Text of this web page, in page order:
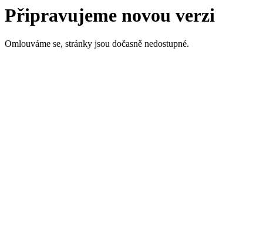
Připravujeme novou verzi
Omlouváme se, stránky jsou dočasně nedostupné.